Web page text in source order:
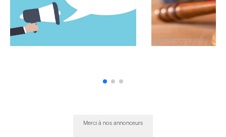
Merci à nos annonceurs